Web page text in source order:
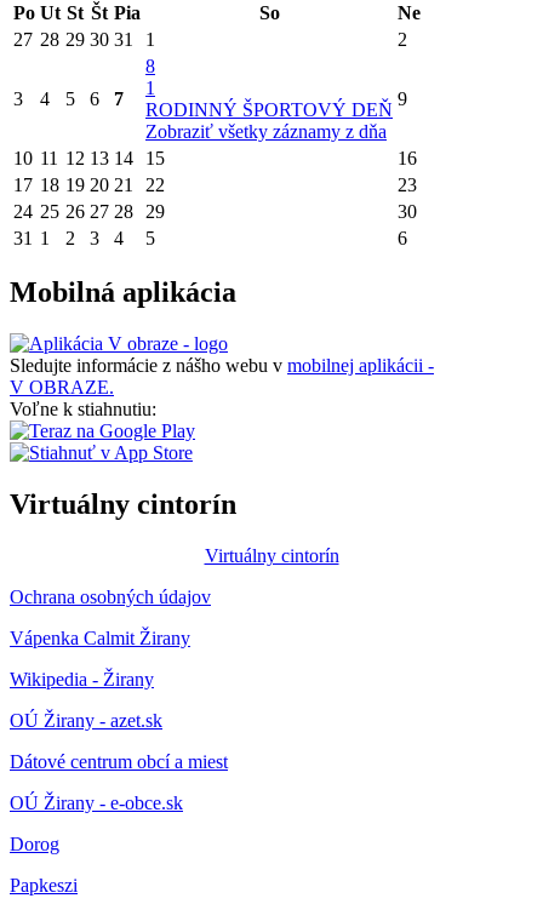
Po Ut St Št Pia So
Ne
27 28 29 30 31 1 2
3 4 5 6 7
8
1
RODINNÝ ŠPORTOVÝ DEŇ
Zobraziť všetky záznamy z dňa
9
10 11 12 13 14 15
16
17 18 19 20 21 22
23
24 25 26 27 28 29
30
31 1 2 3 4 5 6
Mobilná aplikácia
Sledujte informácie z nášho webu v mobilnej aplikácii -
V OBRAZE.
Voľne k stiahnutiu:
Virtuálny cintorín
Virtuálny cintorín
Ochrana osobných údajov
Vápenka Calmit Žirany
Wikipedia - Žirany
OÚ Žirany - azet.sk
Dátové centrum obcí a miest
OÚ Žirany - e-obce.sk
Dorog
Papkeszi